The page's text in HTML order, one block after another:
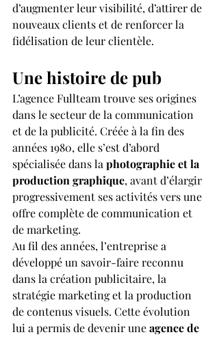
d’augmenter leur visibilité, d’attirer de
nouveaux clients et de renforcer la
fidélisation de leur clientèle.
Une histoire de pub
L’agence Fullteam trouve ses origines
dans le secteur de la communication
et de la publicité. Créée à la fin des
années 1980, elle s’est d’abord
spécialisée dans la photographie et la
production graphique, avant d’élargir
progressivement ses activités vers une
offre complète de communication et
de marketing.
Au fil des années, l’entreprise a
développé un savoir-faire reconnu
dans la création publicitaire, la
stratégie marketing et la production
de contenus visuels. Cette évolution
lui a permis de devenir une agence de